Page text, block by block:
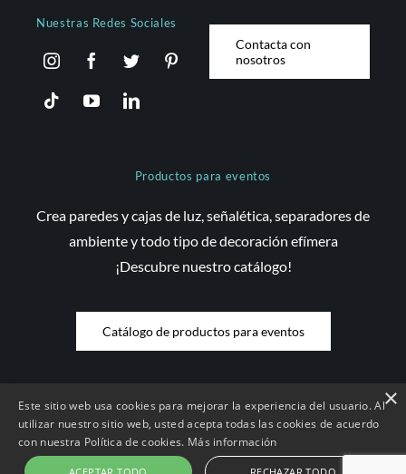
Nuestras Redes Sociales
Contacta con
nosotros
Productos para eventos
Crea paredes y cajas de luz, señalética, separadores de
ambiente y todo tipo de decoración efímera
¡Descubre nuestro catálogo!
Catálogo de productos para eventos
© Copyright 2026 Saez Decom - Todos los derechos reservados | Web
desenvolupada perCompsa Online• Aviso Legal y condiciones de uso
Condiciones de contratación |
Política de Cookies|Política de
×
Este sitio web usa cookies para mejorar la experiencia del usuario. Al
utilizar nuestro sitio web, usted acepta todas las cookies de acuerdo
con nuestra Política de cookies. Más información